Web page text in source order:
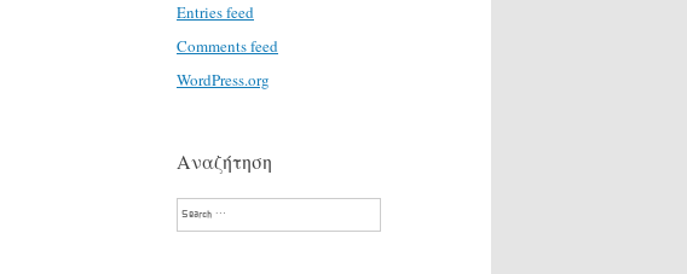
Entries feed
Comments feed
WordPress.org
Αναζήτηση
Search